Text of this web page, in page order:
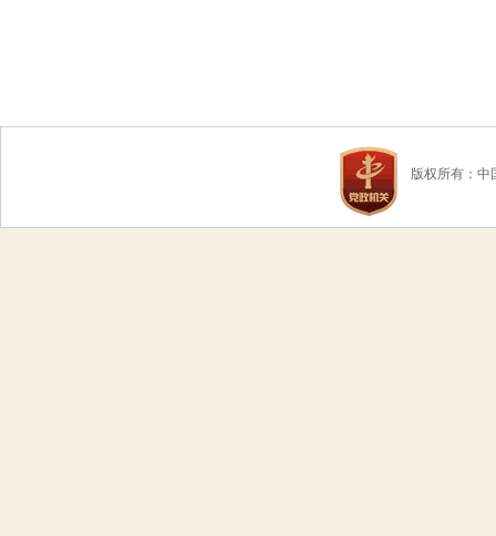
版权所有：